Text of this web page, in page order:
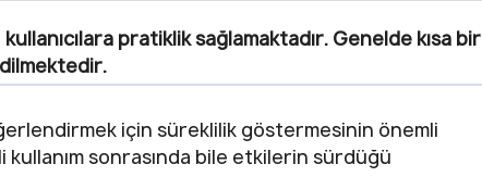
kullanıcılara pratiklik sağlamaktadır. Genelde kısa bir
için süreklilik göstermesinin önemli
sonrasında bile etkilerin sürdüğü